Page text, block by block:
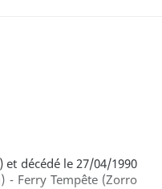
décédé le 27/04/1990
- Ferry Tempête (Zorro